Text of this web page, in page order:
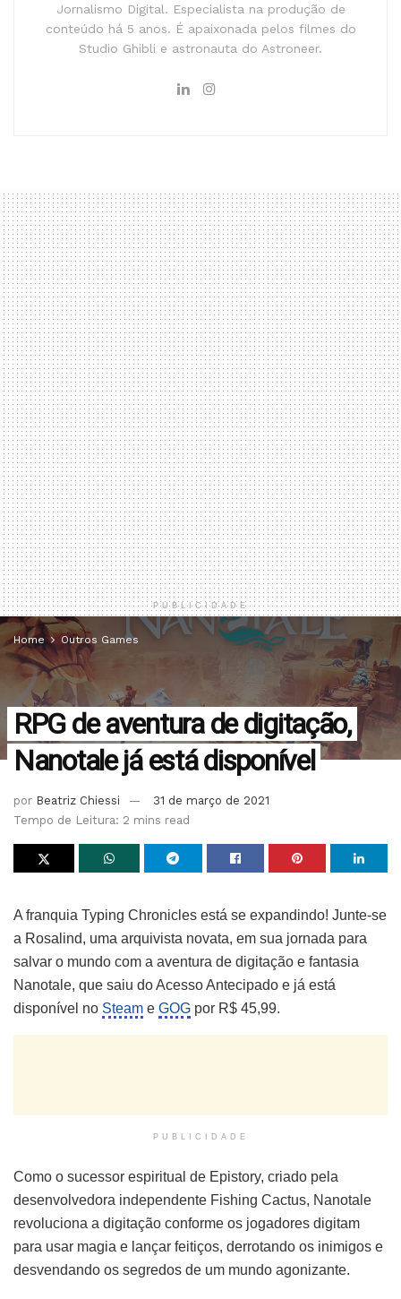
Jornalismo Digital. Especialista na produção de
conteúdo há 5 anos. É apaixonada pelos filmes do
Studio Ghibli e astronauta do Astroneer.
PUBLICIDADE
Home Outros Games
RPG de aventura de digitação,
Nanotale já está disponível
por Beatriz Chiessi
31 de março de 2021
Tempo de Leitura: 2 mins read
A franquia Typing Chronicles está se expandindo! Junte-se
a Rosalind, uma arquivista novata, em sua jornada para
salvar o mundo com a aventura de digitação e fantasia
Nanotale, que saiu do Acesso Antecipado e já está
disponível no Steam e GOG por R$ 45,99.
PUBLICIDADE
Como o sucessor espiritual de Epistory, criado pela
desenvolvedora independente Fishing Cactus, Nanotale
revoluciona a digitação conforme os jogadores digitam
para usar magia e lançar feitiços, derrotando os inimigos e
desvendando os segredos de um mundo agonizante.